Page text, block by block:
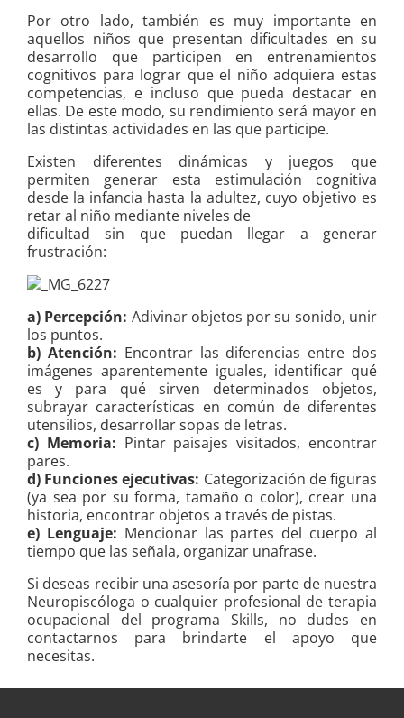
Por otro lado, también es muy importante en
aquellos niños que presentan dificultades en su
desarrollo que participen en entrenamientos
cognitivos para lograr que el niño adquiera estas
competencias, e incluso que pueda destacar en
ellas. De este modo, su rendimiento será mayor en
las distintas actividades en las que participe.
Existen diferentes dinámicas y juegos que
permiten generar esta estimulación cognitiva
desde la infancia hasta la adultez, cuyo objetivo es
retar al niño mediante niveles de
dificultad sin que puedan llegar a generar
frustración:
a) Percepción: Adivinar objetos por su sonido, unir
los puntos.
b) Atención: Encontrar las diferencias entre dos
imágenes aparentemente iguales, identificar qué
es y para qué sirven determinados objetos,
subrayar características en común de diferentes
utensilios, desarrollar sopas de letras.
c) Memoria: Pintar paisajes visitados, encontrar
pares.
d) Funciones ejecutivas: Categorización de figuras
(ya sea por su forma, tamaño o color), crear una
historia, encontrar objetos a través de pistas.
e) Lenguaje: Mencionar las partes del cuerpo al
tiempo que las señala, organizar unafrase.
Si deseas recibir una asesoría por parte de nuestra
Neuropiscóloga o cualquier profesional de terapia
ocupacional del programa Skills, no dudes en
contactarnos para brindarte el apoyo que
necesitas.